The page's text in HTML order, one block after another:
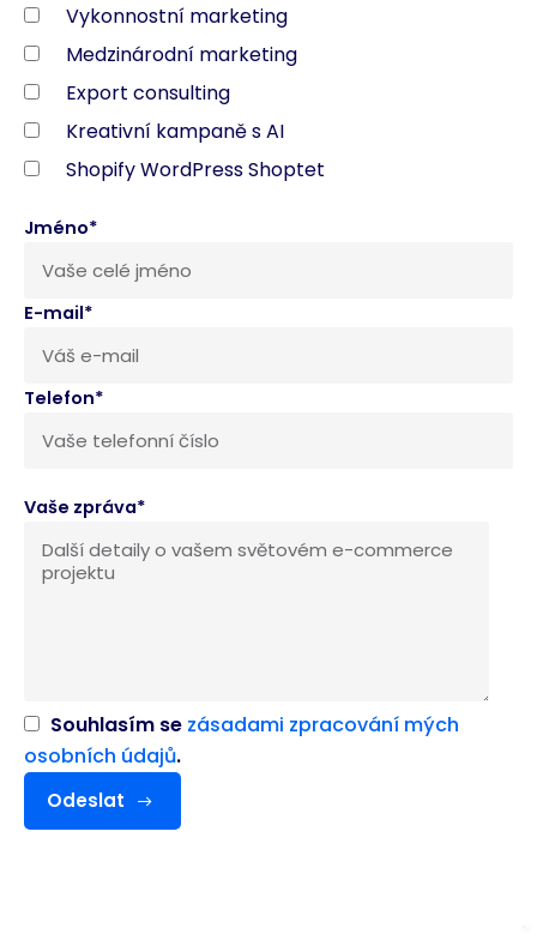
Vykonnostní marketing
Medzinárodní marketing
Export consulting
Kreativní kampaně s AI
Shopify WordPress Shoptet
Jméno*
E-mail*
Telefon*
Vaše zpráva*
Souhlasím se zásadami zpracování mých
osobních údajů.